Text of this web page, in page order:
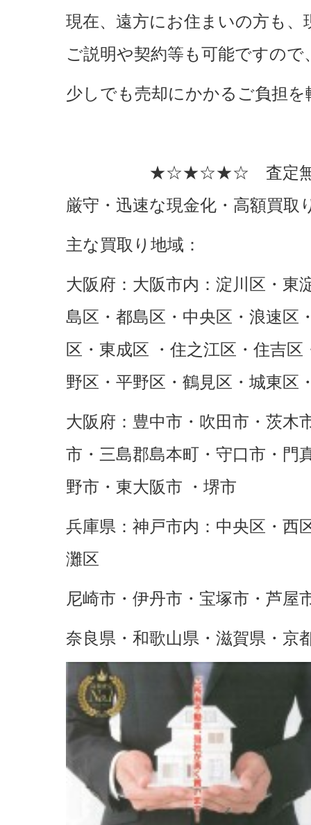
現在、遠方にお住まいの方も
ご説明や契約等も可能ですので
少しでも売却にかかるご負担
★☆★☆★☆ 査定無料・仲
厳守・迅速な現金化・高額
主な買取り地域：
大阪府：大阪市内：淀川区・東
島区・都島区・中央区・浪速区
区・東成区 ・住之江区・住吉
野区・平野区・鶴見区・城東区
大阪府：豊中市・吹田市・茨木
市・三島郡島本町・守口市・門
野市・東大阪市 ・堺市
兵庫県：神戸市内：中央区・西
灘区
尼崎市・伊丹市・宝塚市・芦屋
奈良県・和歌山県・滋賀県・京